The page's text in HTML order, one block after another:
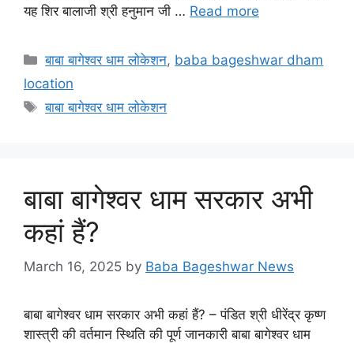
यह शिर बालाजी श्री हनुमान जी … Read more
Categories
बाबा बागेश्वर धाम लोकेशन, baba bageshwar dham
location
Tags
बाबा बागेश्वर धाम लोकेशन
बाबा बागेश्वर धाम सरकार अभी
कहां हैं?
March 16, 2025 by Baba Bageshwar News
बाबा बागेश्वर धाम सरकार अभी कहां हैं? – पंडित श्री धीरेंद्र कृष्ण
शास्त्री की वर्तमान स्थिति की पूर्ण जानकारी बाबा बागेश्वर धाम